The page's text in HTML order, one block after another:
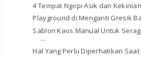
4 Tempat Ngopi Asik dan
Playground di Menganti Gresik
Sablon Kaos Manual Untuk
...
Hal Yang Perlu Diperhatikan